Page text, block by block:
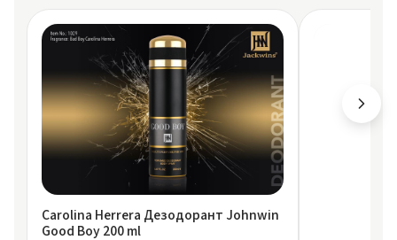
Carolina Herrera Дезодорант Johnwin
Good Boy 200 ml